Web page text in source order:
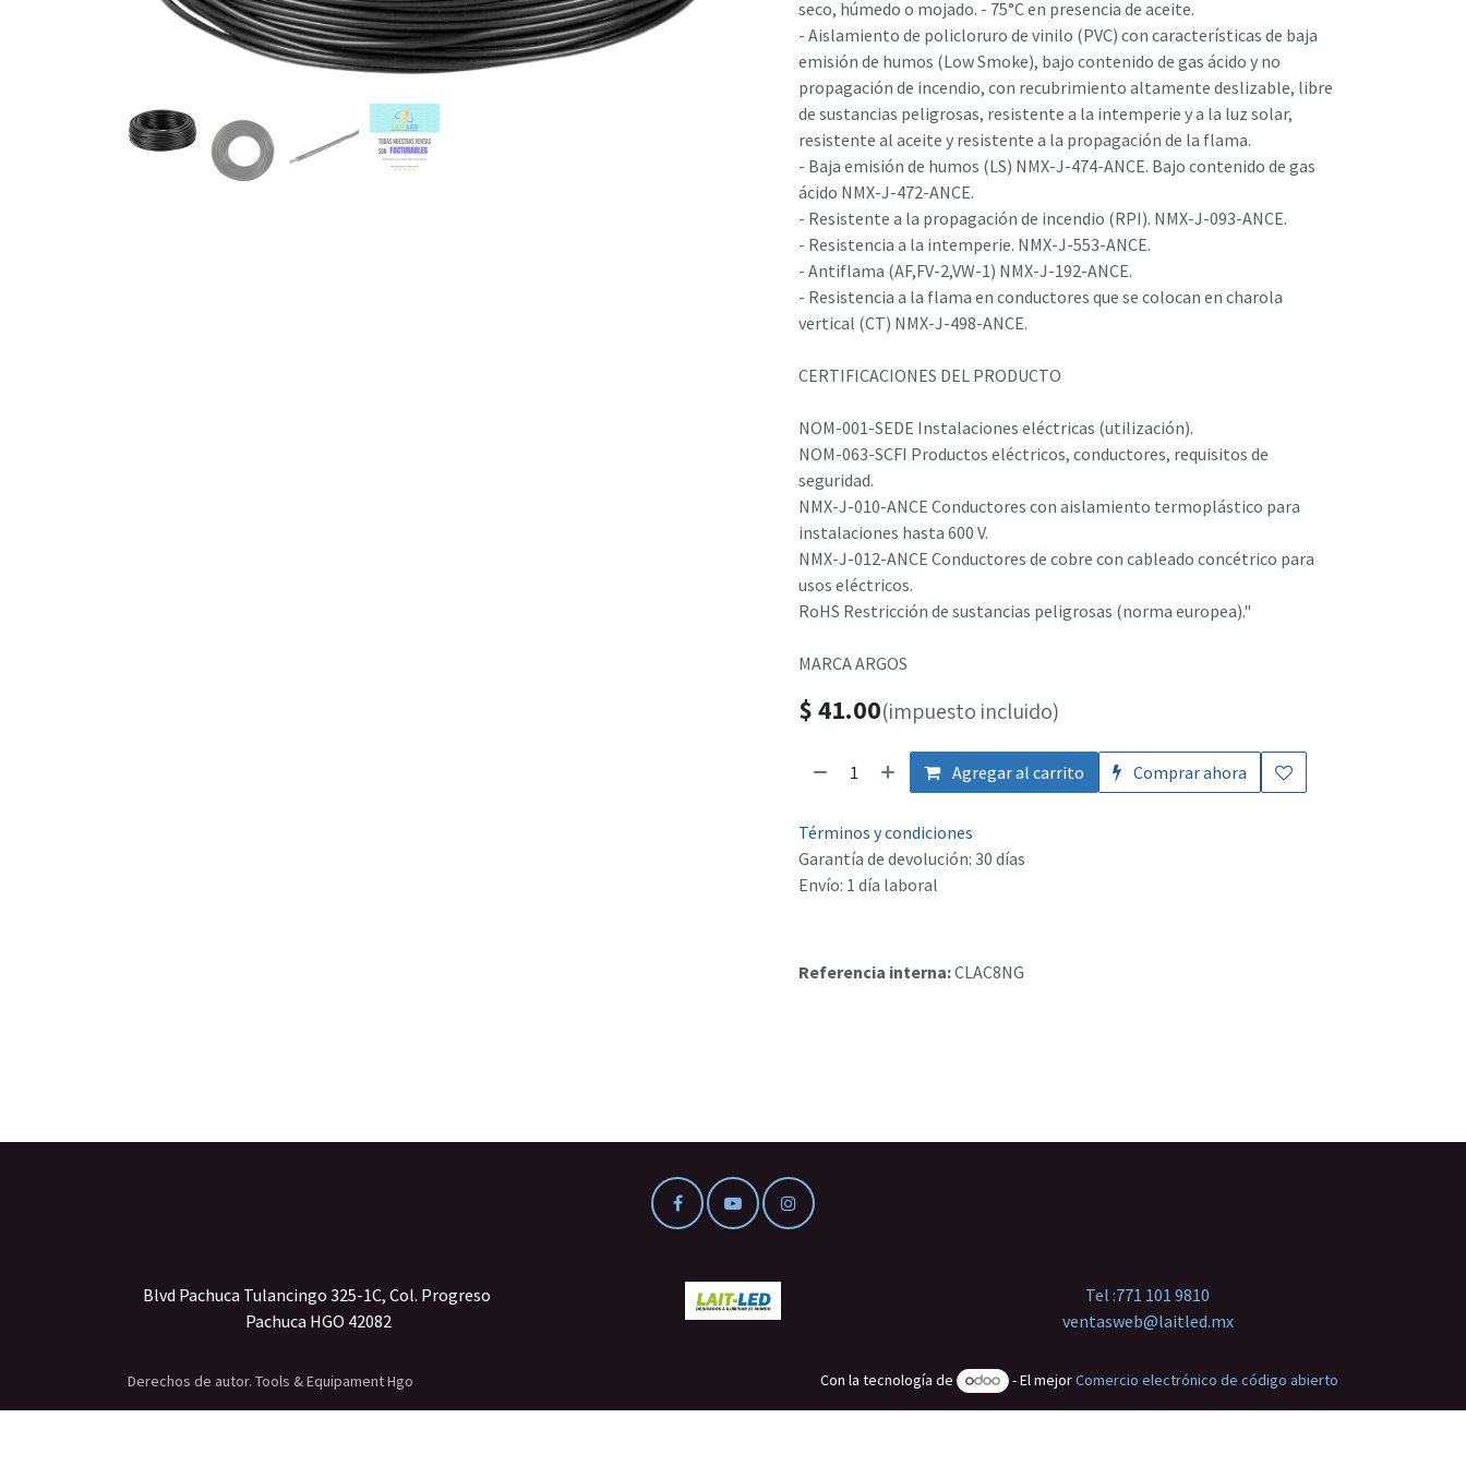
seco, húmedo o mojado. - 75°C en presencia de aceite.
- Aislamiento de policloruro de vinilo (PVC) con características de baja
emisión de humos (Low Smoke), bajo contenido de gas ácido y no
propagación de incendio, con recubrimiento altamente deslizable, libre
de sustancias peligrosas, resistente a la intemperie y a la luz solar,
resistente al aceite y resistente a la propagación de la flama.
- Baja emisión de humos (LS) NMX-J-474-ANCE. Bajo contenido de gas
ácido NMX-J-472-ANCE.
- Resistente a la propagación de incendio (RPI). NMX-J-093-ANCE.
- Resistencia a la intemperie. NMX-J-553-ANCE.
- Antiflama (AF,FV-2,VW-1) NMX-J-192-ANCE.
- Resistencia a la flama en conductores que se colocan en charola
vertical (CT) NMX-J-498-ANCE.
CERTIFICACIONES DEL PRODUCTO
NOM-001-SEDE Instalaciones eléctricas (utilización).
NOM-063-SCFI Productos eléctricos, conductores, requisitos de
seguridad.
NMX-J-010-ANCE Conductores con aislamiento termoplástico para
instalaciones hasta 600 V.
NMX-J-012-ANCE Conductores de cobre con cableado concétrico para
usos eléctricos.
RoHS Restricción de sustancias peligrosas (norma europea)."
MARCA ARGOS
$41.00(impuesto incluido)
Agregar al carrito Comprar ahora
Términos y condiciones
Garantía de devolución: 30 días
Envío: 1 día laboral
Referencia interna:CLAC8NG
Blvd Pachuca Tulancingo 325-1C, Col. Progreso
Pachuca HGO 42082
Tel :771 101 9810
ventasweb@laitled.mx
Derechos de autor. Tools & Equipament Hgo Con la tecnología de - El mejorComercio electrónico de código abierto